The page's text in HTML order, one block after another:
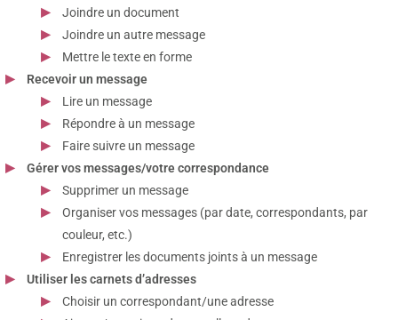
Joindre un document
Joindre un autre message
Mettre le texte en forme
Recevoir un message
Lire un message
Répondre à un message
Faire suivre un message
Gérer vos messages/votre correspondance
Supprimer un message
Organiser vos messages (par date, correspondants, par
couleur, etc.)
Enregistrer les documents joints à un message
Utiliser les carnets d’adresses
Choisir un correspondant/une adresse